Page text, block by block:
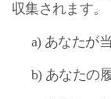
収集されます。
a) あなたが
b) あなたの